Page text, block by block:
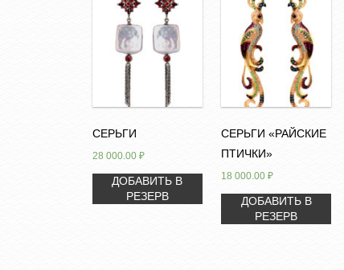
СЕРЬГИ
28 000.00 ₽
ДОБАВИТЬ В
РЕЗЕРВ
СЕРЬГИ «РАЙСКИЕ
ПТИЧКИ»
18 000.00₽
ДОБАВИТЬ В
РЕЗЕРВ